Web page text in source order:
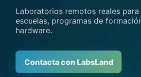
Laboratorios remotos reales para
escuelas, programas de
hardware.
Contacta con LabsLand